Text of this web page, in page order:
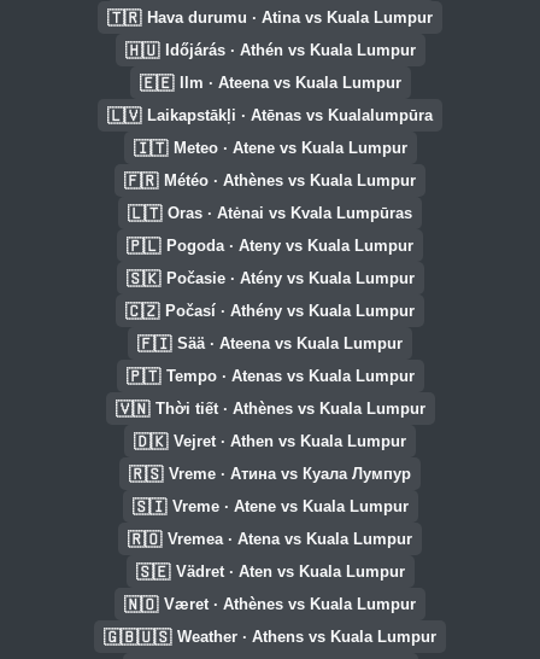
🇹🇷 Hava durumu · Atina vs Kuala Lumpur
🇭🇺 Időjárás · Athén vs Kuala Lumpur
🇪🇪 Ilm · Ateena vs Kuala Lumpur
🇱🇻 Laikapstākļi · Atēnas vs Kualalumpūra
🇮🇹 Meteo · Atene vs Kuala Lumpur
🇫🇷 Météo · Athènes vs Kuala Lumpur
🇱🇹 Oras · Atėnai vs Kvala Lumpūras
🇵🇱 Pogoda · Ateny vs Kuala Lumpur
🇸🇰 Počasie · Atény vs Kuala Lumpur
🇨🇿 Počasí · Athény vs Kuala Lumpur
🇫🇮 Sää · Ateena vs Kuala Lumpur
🇵🇹 Tempo · Atenas vs Kuala Lumpur
🇻🇳 Thời tiết · Athènes vs Kuala Lumpur
🇩🇰 Vejret · Athen vs Kuala Lumpur
🇷🇸 Vreme · Атина vs Куала Лумпур
🇸🇮 Vreme · Atene vs Kuala Lumpur
🇷🇴 Vremea · Atena vs Kuala Lumpur
🇸🇪 Vädret · Aten vs Kuala Lumpur
🇳🇴 Været · Athènes vs Kuala Lumpur
🇬🇧🇺🇸 Weather · Athens vs Kuala Lumpur